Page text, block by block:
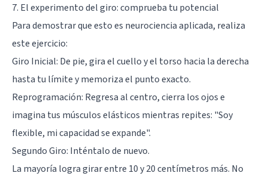
7. El experimento del giro: comprueba tu potencial
Para demostrar que esto es neurociencia aplicada, realiza
este ejercicio:
Giro Inicial: De pie, gira el cuello y el torso hacia la derecha
hasta tu límite y memoriza el punto exacto.
Reprogramación: Regresa al centro, cierra los ojos e
imagina tus músculos elásticos mientras repites: "Soy
flexible, mi capacidad se expande".
Segundo Giro: Inténtalo de nuevo.
La mayoría logra girar entre 10 y 20 centímetros más. No